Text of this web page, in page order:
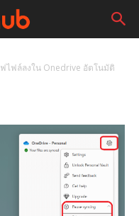
ไฟล์ลงใน Onedrive อัตโนมัติ